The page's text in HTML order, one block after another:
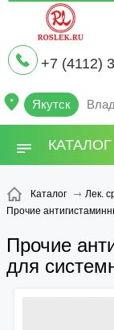
+7 (4112)
Якутск
Каталог
Лек.
Прочие
Прочие
для